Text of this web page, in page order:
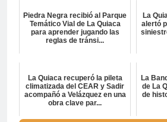
Piedra Negra recibió al Parque
Temático Vial de La Quiaca
para aprender jugando las
reglas de tránsi...
La
alertó
La Quiaca recuperó la pileta
climatizada del CEAR y Sadir
acompañó a Velázquez en una
obra clave par...
La
de La
de